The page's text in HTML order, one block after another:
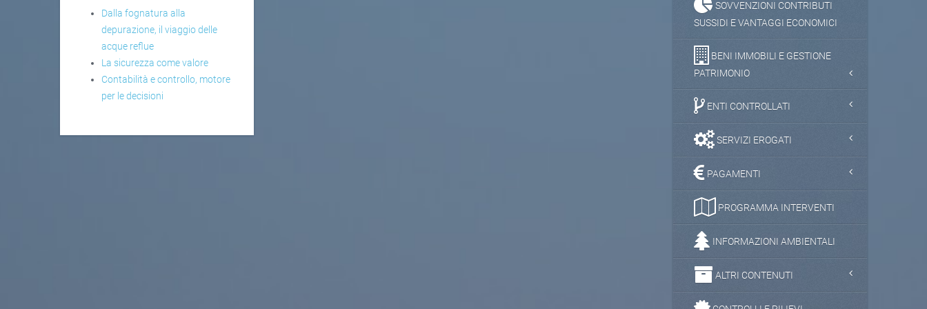
Dalla fognatura alla
depurazione, il viaggio delle
acque reflue
La sicurezza come valore
Contabilità e controllo, motore
per le decisioni
SOVVENZIONI CONTRIBUTI
SUSSIDI E VANTAGGI ECONOMICI
BENI IMMOBILI E GESTIONE
PATRIMONIO
ENTI CONTROLLATI
SERVIZI EROGATI
PAGAMENTI
PROGRAMMA INTERVENTI
INFORMAZIONI AMBIENTALI
ALTRI CONTENUTI